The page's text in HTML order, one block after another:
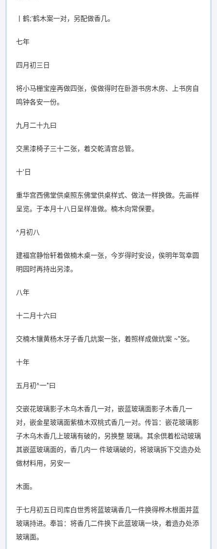
丨鹤;'鹤木案一对，另配做香几。
七年
四月初三日
将小马栅宝座再做四张，俟做得时在卧游书房木房、上书房自
鸣钟各安一份。
九月二十九曰
交黑漆椅子三十二张，着交乾清宫总管。
十'日
重华宫西佛堂供桌照东佛堂供桌样式、做法一样换做。先画样
呈览。于本月十八日呈样准做。楠木向常保要。
^月初八
建福宫静怡轩着做楠木桌一张，今岁得时安设，俟明年驾幸圆
明园时再持出另漆。
八年
十二月十六曰
交楠木镶黄杨木牙子香几炕案一张，着照样成做炕案 ~*张。
十年
五月初^一*曰
交嵌花玻璃影子木乌木香几一对，嵌蓝玻璃面影子木香几一
对，嵌金星玻璃面紫植木双桃式香几一对。传旨：嵌花玻璃影
子木乌木香几上玻璃有破的，另换整 玻璃。其余倶着松动玻璃
其嵌蓝玻璃面的，香几内一 件玻璃破的，将玻璃拆下交造办处
做材料用，另安一
木面。
于七月初五日司库白世秀将蓝玻璃香几一件换得桦木根面并蓝
玻璃持进。奉旨：将香几二件换下此蓝玻璃一块，着造办处添
玻璃面。